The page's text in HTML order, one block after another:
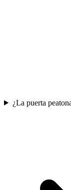
¿La puerta